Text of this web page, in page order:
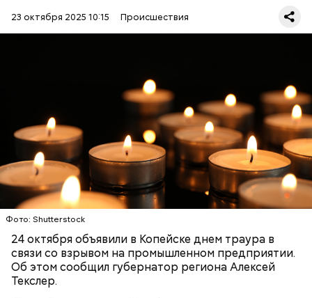
23 октября 2025 10:15 Происшествия
Фото: Shutterstock
24 октября объявили в Копейске днем траура в
связи со взрывом на промышленном предприятии.
Об этом сообщил губернатор региона Алексей
Текслер.
Блогеру грозило до семи лет лишения свободы.
— Мы съездили за витаминами, вернулись обратно,
поднялись домой. У него ухудшилось самочувствие
через сутки... Его увезли в больницу,
реанимировали, и там он скончался, — рассказывал
Миссюра на допросе.